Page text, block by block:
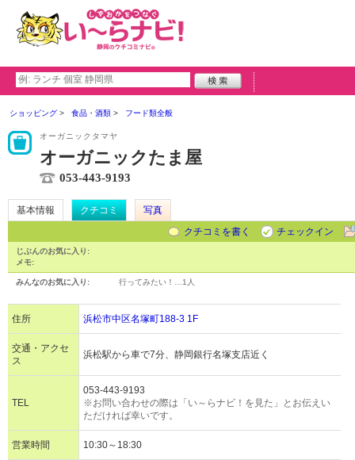
ショッピング 食品・酒類 フード類全般
オーガニックタマヤ
オーガニックたま屋
053-443-9193
基本情報 クチコミ
写真
クチコミを書く
チェックイン
じぶんのお気に入り:
メモ:
みんなのお気に入り: 行ってみたい！… 1人
住所 浜松市中区名塚町188-3 1F
交通・アクセ
ス
浜松駅から車で7分、静岡銀行名塚支店近く
TEL
053-443-9193
※お問い合わせの際は「い～らナビ！を見た」とお伝えい
ただければ幸いです。
営業時間 10:30～18:30